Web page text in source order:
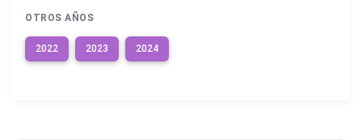
OTROS AÑOS
2022 2023 2024